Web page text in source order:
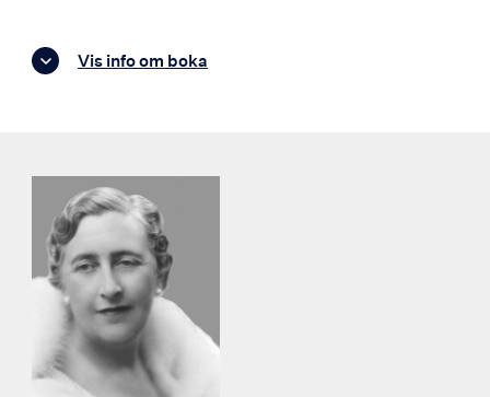
Vis info om boka